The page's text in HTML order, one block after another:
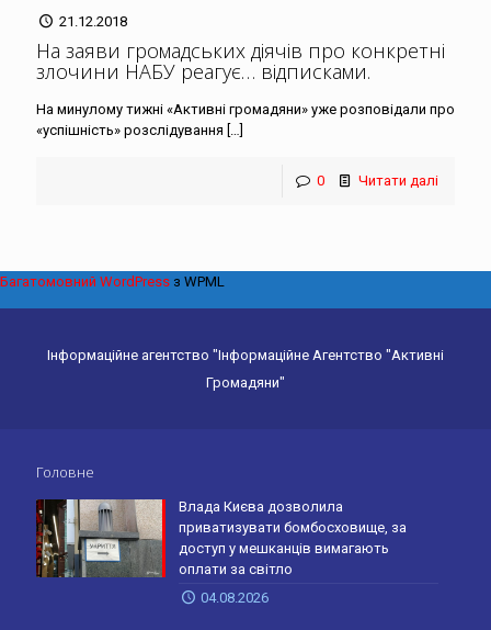
21.12.2018
На заяви громадських діячів про конкретні
злочини НАБУ реагує… відписками.
На минулому тижні «Активні громадяни» уже розповідали про
«успішність» розслідування […]
0 Читати далі
Інформаційне агентство "Інформаційне Агентство "Активні
Громадяни"
Головне
Влада Києва дозволила
приватизувати бомбосховище, за
доступ у мешканців вимагають
оплати за світло
04.08.2026
Багатомовний WordPress з WPML